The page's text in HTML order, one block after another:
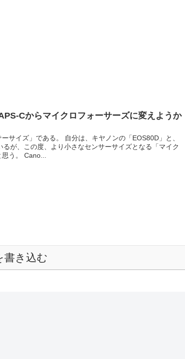
Cからマイクロフォーサーズに変えようか
サイズ」である。 自分は、キヤノンの「EOS80D」と、
が、この度、より小さなセンサーサイズとなる「マイク
思う。 Cano...
書き込む